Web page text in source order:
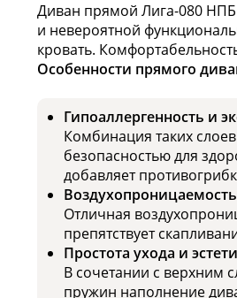
Диван прямой Лига-080
и невероятной
кровать.
Особенности прямого
Гипоаллергенность и
Комбинация таких
безопасностью для
добавляет
Воздухопроницаемость
Отличная
препятствует
Простота ухода и
В сочетании с верхним
пружин наполнение